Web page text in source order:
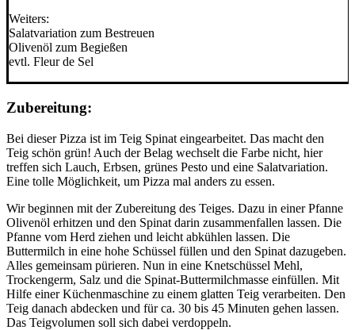
Weiters:
Salatvariation zum Bestreuen
Olivenöl zum Begießen
evtl. Fleur de Sel
Zubereitung:
Bei dieser Pizza ist im Teig Spinat eingearbeitet. Das macht den
Teig schön grün! Auch der Belag wechselt die Farbe nicht, hier
treffen sich Lauch, Erbsen, grünes Pesto und eine Salatvariation.
Eine tolle Möglichkeit, um Pizza mal anders zu essen.
Wir beginnen mit der Zubereitung des Teiges. Dazu in einer Pfanne
Olivenöl erhitzen und den Spinat darin zusammenfallen lassen. Die
Pfanne vom Herd ziehen und leicht abkühlen lassen. Die
Buttermilch in eine hohe Schüssel füllen und den Spinat dazugeben.
Alles gemeinsam pürieren. Nun in eine Knetschüssel Mehl,
Trockengerm, Salz und die Spinat-Buttermilchmasse einfüllen. Mit
Hilfe einer Küchenmaschine zu einem glatten Teig verarbeiten. Den
Teig danach abdecken und für ca. 30 bis 45 Minuten gehen lassen.
Das Teigvolumen soll sich dabei verdoppeln.